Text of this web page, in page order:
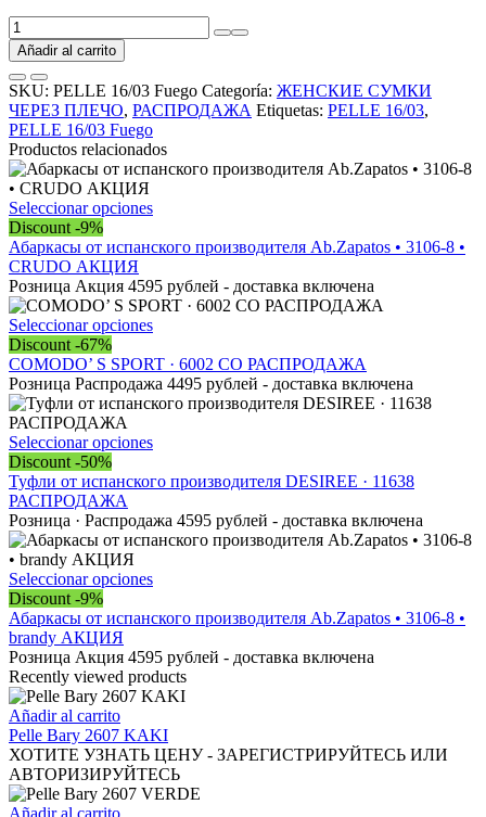
PELLE
16/03
Fuego
РАСПРОДАЖА
cantidad
Añadir al carrito
SKU: PELLE 16/03 Fuego Categoría: ЖЕНСКИЕ СУМКИ
ЧЕРЕЗ ПЛЕЧО, РАСПРОДАЖА Etiquetas: PELLE 16/03,
PELLE 16/03 Fuego
Productos relacionados
Seleccionar opcionesEste
tiene
variantes.
Las
opciones
pueden
elegir
en
página
producto
Discount -9%
Абаркасы от испанского производителя Ab.Zapatos • 3106-8 •
CRUDO АКЦИЯ
Розница Акция 4595 рублей - доставка включена
Seleccionar opcionesEste
tiene
múltiples
variantes.
opciones
pueden
en
la
de
Discount -67%
COMODO’ S SPORT · 6002 CO РАСПРОДАЖА
Розница Распродажа 4495 рублей - доставка включена
Seleccionar opcionesEste
tiene
variantes.
Las
se
elegir
la
página
de
Discount -50%
Туфли от испанского производителя DESIREE · 11638
РАСПРОДАЖА
Розница · Распродажа 4595 рублей - доставка включена
Seleccionar opcionesEste
tiene
variantes.
Las
opciones
pueden
elegir
en
la
Discount -9%
Абаркасы от испанского производителя Ab.Zapatos • 3106-8 •
brandy АКЦИЯ
Розница Акция 4595 рублей - доставка включена
Recently viewed products
Añadir al carrito
Pelle Bary 2607 KAKI
ХОТИТЕ УЗНАТЬ ЦЕНУ - ЗАРЕГИСТРИРУЙТЕСЬ ИЛИ
АВТОРИЗИРУЙТЕСЬ